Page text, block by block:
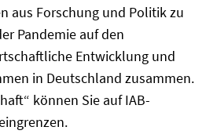
aus Forschung und Politik zu
Pandemie auf den
Entwicklung und
in Deutschland zusammen.
können Sie auf IAB-